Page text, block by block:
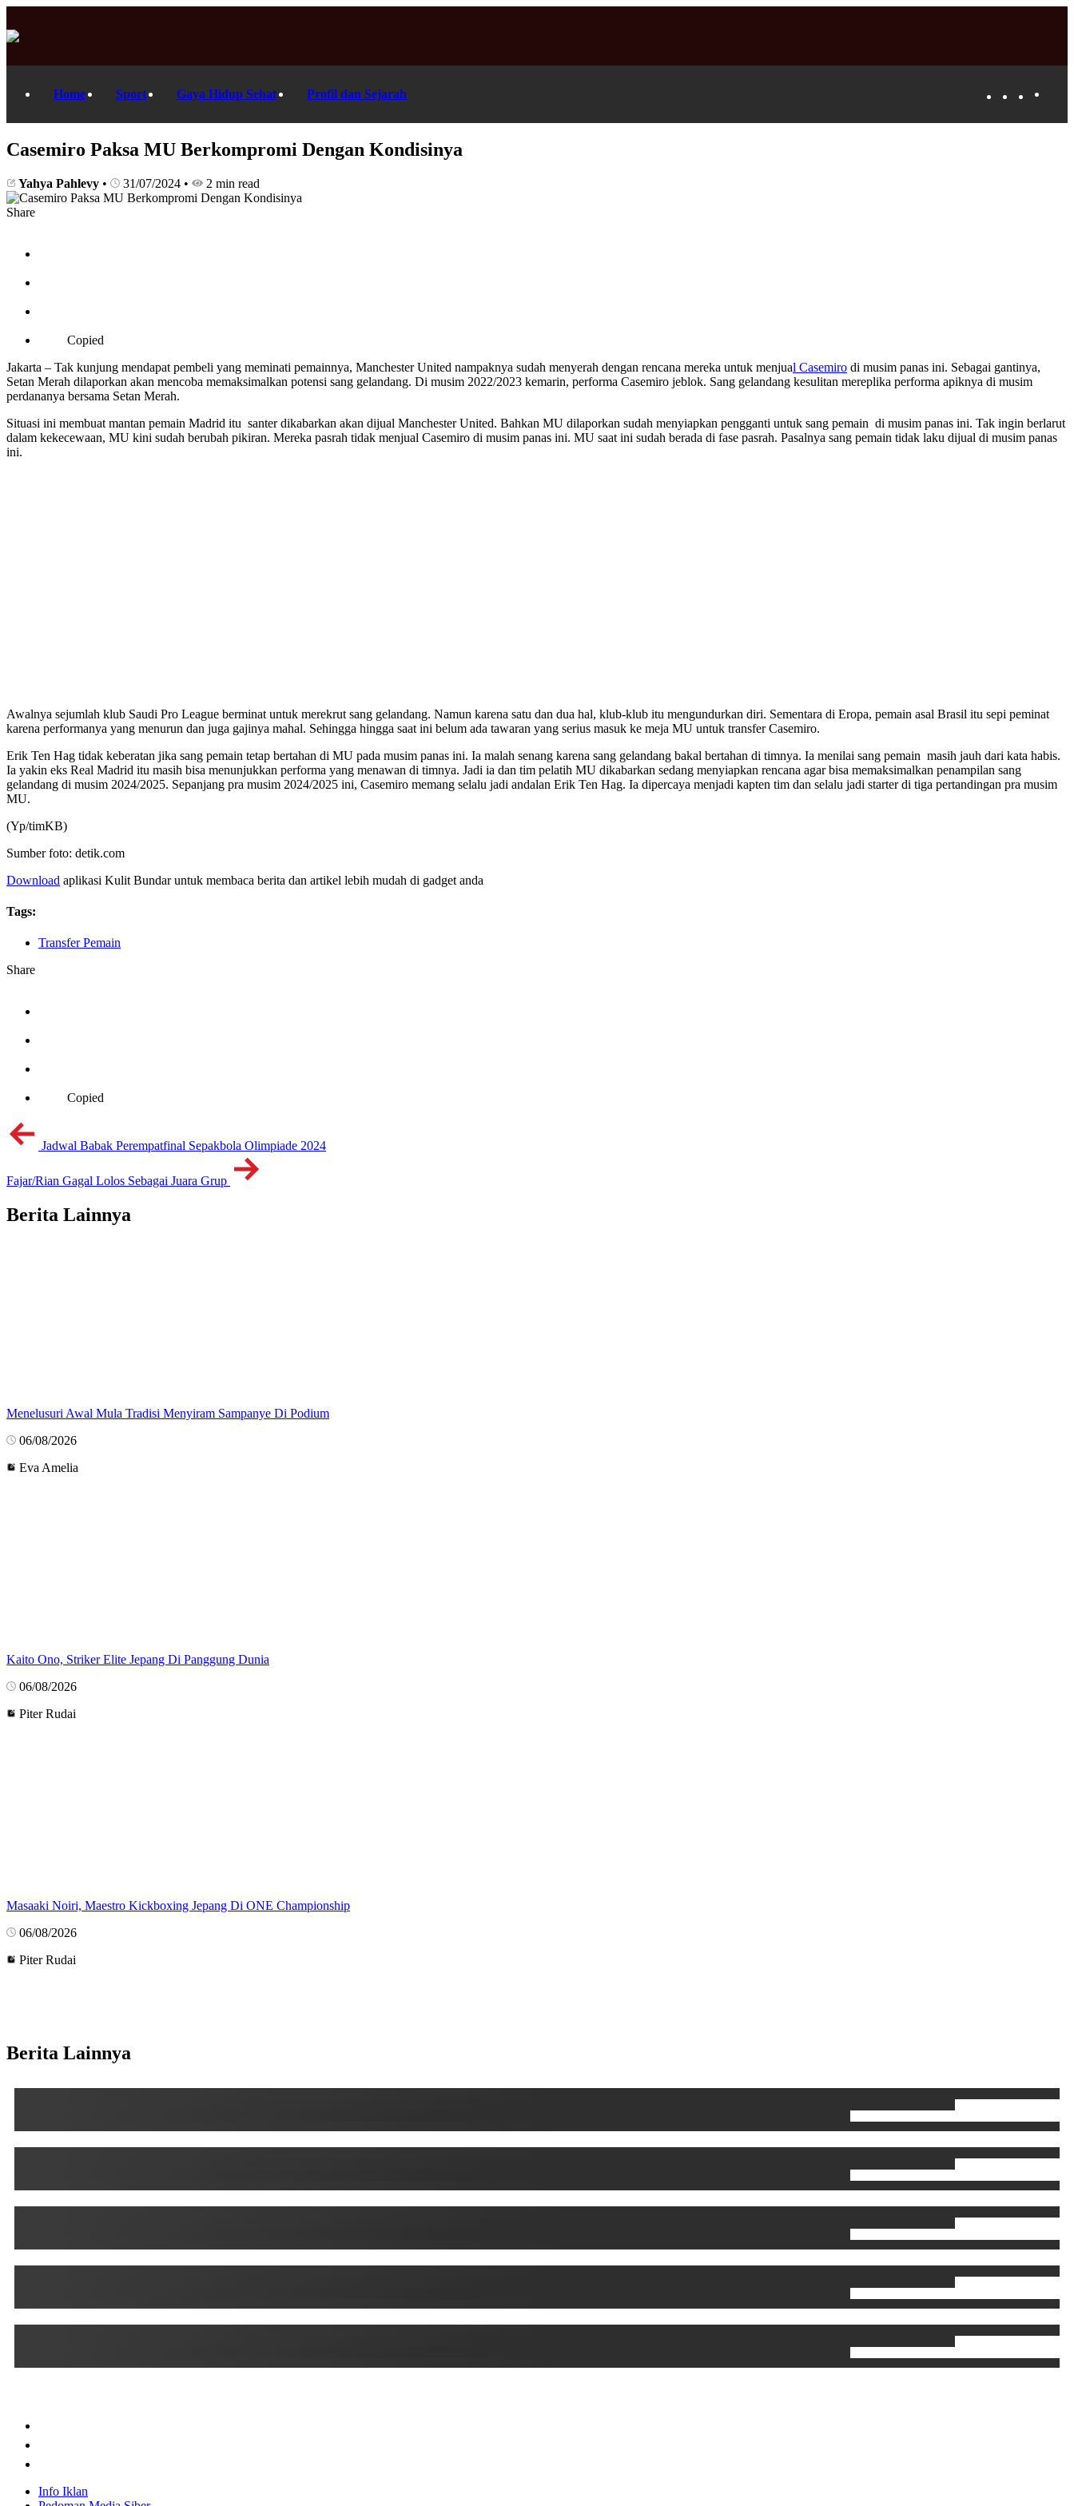
Home Sport Gaya Hidup Sehat Profil dan Sejarah
Casemiro Paksa MU Berkompromi Dengan Kondisinya
Yahya Pahlevy • 31/07/2024 • 2 min read
Share
Copied
Jakarta – Tak kunjung mendapat pembeli yang meminati pemainnya, Manchester United nampaknya sudah menyerah dengan rencana mereka untuk menjual Casemiro di musim panas ini. Sebagai gantinya,
Setan Merah dilaporkan akan mencoba memaksimalkan potensi sang gelandang. Di musim 2022/2023 kemarin, performa Casemiro jeblok. Sang gelandang kesulitan mereplika performa apiknya di musim
perdananya bersama Setan Merah.
Situasi ini membuat mantan pemain Madrid itu santer dikabarkan akan dijual Manchester United. Bahkan MU dilaporkan sudah menyiapkan pengganti untuk sang pemain di musim panas ini. Tak ingin berlarut
dalam kekecewaan, MU kini sudah berubah pikiran. Mereka pasrah tidak menjual Casemiro di musim panas ini. MU saat ini sudah berada di fase pasrah. Pasalnya sang pemain tidak laku dijual di musim panas
ini.
Awalnya sejumlah klub Saudi Pro League berminat untuk merekrut sang gelandang. Namun karena satu dan dua hal, klub-klub itu mengundurkan diri. Sementara di Eropa, pemain asal Brasil itu sepi peminat
karena performanya yang menurun dan juga gajinya mahal. Sehingga hingga saat ini belum ada tawaran yang serius masuk ke meja MU untuk transfer Casemiro.
Erik Ten Hag tidak keberatan jika sang pemain tetap bertahan di MU pada musim panas ini. Ia malah senang karena sang gelandang bakal bertahan di timnya. Ia menilai sang pemain masih jauh dari kata habis.
Ia yakin eks Real Madrid itu masih bisa menunjukkan performa yang menawan di timnya. Jadi ia dan tim pelatih MU dikabarkan sedang menyiapkan rencana agar bisa memaksimalkan penampilan sang
gelandang di musim 2024/2025. Sepanjang pra musim 2024/2025 ini, Casemiro memang selalu jadi andalan Erik Ten Hag. Ia dipercaya menjadi kapten tim dan selalu jadi starter di tiga pertandingan pra musim
MU.
(Yp/timKB)
Sumber foto: detik.com
Download aplikasi Kulit Bundar untuk membaca berita dan artikel lebih mudah di gadget anda
Tags:
Transfer Pemain
Share
Copied
Jadwal Babak Perempatfinal Sepakbola Olimpiade 2024
Fajar/Rian Gagal Lolos Sebagai Juara Grup
Berita Lainnya
Menelusuri Awal Mula Tradisi Menyiram Sampanye Di Podium
06/08/2026
Eva Amelia
Kaito Ono, Striker Elite Jepang Di Panggung Dunia
06/08/2026
Piter Rudai
Masaaki Noiri, Maestro Kickboxing Jepang Di ONE Championship
06/08/2026
Piter Rudai
Berita Lainnya
Info Iklan